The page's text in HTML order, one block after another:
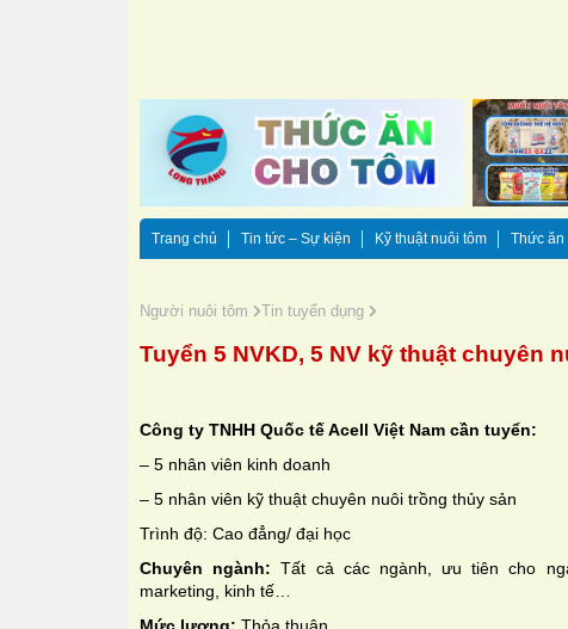
Trang chủ Tin tức – Sự kiện Kỹ thuật nuôi tôm Thức ăn
Người nuôi tôm Tin tuyển dụng
Tuyển 5 NVKD, 5 NV kỹ thuật chuyên
Công ty TNHH Quốc tế Acell Việt Nam cần tuyển:
– 5 nhân viên kinh doanh
– 5 nhân viên kỹ thuật chuyên nuôi trồng thủy sản
Trình độ: Cao đẳng/ đại học
Chuyên ngành:Tất cả các ngành, ưu tiên cho
marketing, kinh tế…